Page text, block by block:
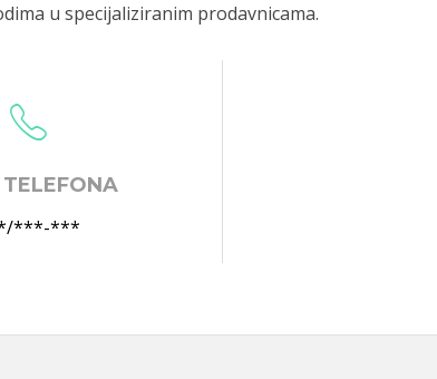
u specijaliziranim prodavnicama.
***-***